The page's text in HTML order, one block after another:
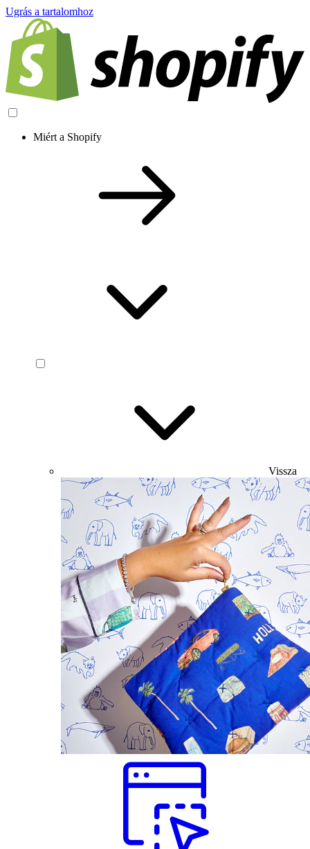
Ugrás a tartalomhoz
Miért a Shopify
Vissza